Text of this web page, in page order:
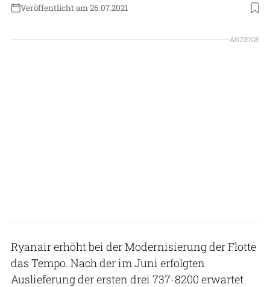
Veröffentlicht am 26.07.2021
Foto: Boeing
ANZEIGE
Ryanair erhöht bei der Modernisierung der Flotte
das Tempo. Nach der im Juni erfolgten
Auslieferung der ersten drei 737-8200 erwartet